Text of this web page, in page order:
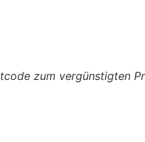
zum vergünstigten